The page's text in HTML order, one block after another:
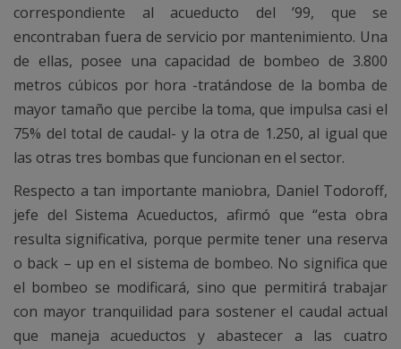
correspondiente al acueducto del ’99, que se
encontraban fuera de servicio por mantenimiento. Una
de ellas, posee una capacidad de bombeo de 3.800
metros cúbicos por hora -tratándose de la bomba de
mayor tamaño que percibe la toma, que impulsa casi el
75% del total de caudal- y la otra de 1.250, al igual que
las otras tres bombas que funcionan en el sector.
Respecto a tan importante maniobra, Daniel Todoroff,
jefe del Sistema Acueductos, afirmó que “esta obra
resulta significativa, porque permite tener una reserva
o back – up en el sistema de bombeo. No significa que
el bombeo se modificará, sino que permitirá trabajar
con mayor tranquilidad para sostener el caudal actual
que maneja acueductos y abastecer a las cuatro